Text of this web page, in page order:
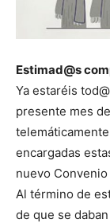
Estimad@s
Ya estaréis
presente mes
encargadas
nuevo
Al término de
de que se